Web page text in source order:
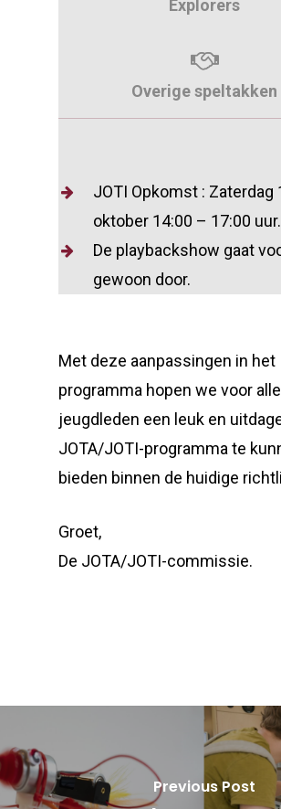
Explorers
Overige speltakken
JOTI Opkomst : Zaterdag
oktober 14:00 – 17:00 uur.
De playbackshow gaat
gewoon door.
Met deze aanpassingen in het
programma hopen we voor alle
jeugdleden een leuk en
JOTA/JOTI-programma te
bieden binnen de huidige
Groet,
De JOTA/JOTI-commissie.
Previous Post